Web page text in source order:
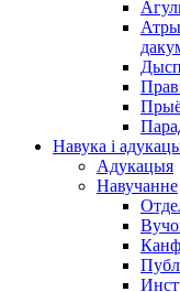
Навука і
Адукацыя
Навучанне